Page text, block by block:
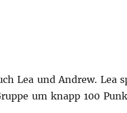
Lea und Andrew. Lea
um knapp 100